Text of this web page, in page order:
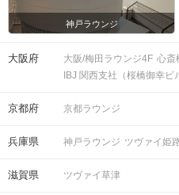
神戸ラウンジ
大阪府 大阪/梅田ラウンジ4F 心斎
IBJ 関西支社（桜橋御幸ビ
京都府 京都ラウンジ
兵庫県 神戸ラウンジ ツヴァイ姫
滋賀県 ツヴァイ草津